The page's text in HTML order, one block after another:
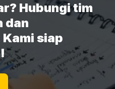
Hubungi tim
dan
siap